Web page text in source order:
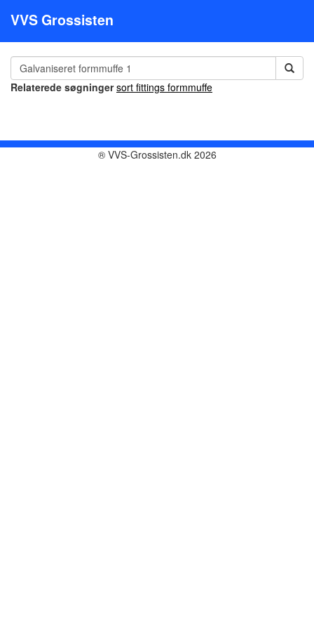
VVS Grossisten
Relaterede søgninger sort fittings formmuffe
® VVS-Grossisten.dk 2026